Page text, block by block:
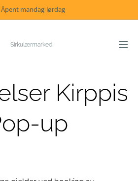
Åpent mandag-lørdag
Sirkulærmarked
Kirppis
up